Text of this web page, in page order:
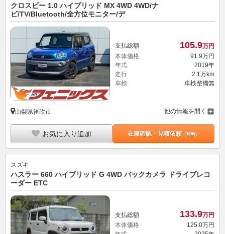
クロスビー 1.0 ハイブリッド MX 4WD 4WD/ナ
ビ/TV/Bluetooth/全方位モニター/デ
支払総額 105.9万円
本体価格
91. 9万円
年式
2019年
走行
2.1万km
車検
車検整備無
山梨県笛吹市 他の情報を開く
お気に入り追加 在庫確認・見積依頼（無料）
スズキ
ハスラー 660 ハイブリッド G 4WD バックカメラ ドライブレコ
ーダー ETC
支払総額 133.9万円
本体価格
125.0万円